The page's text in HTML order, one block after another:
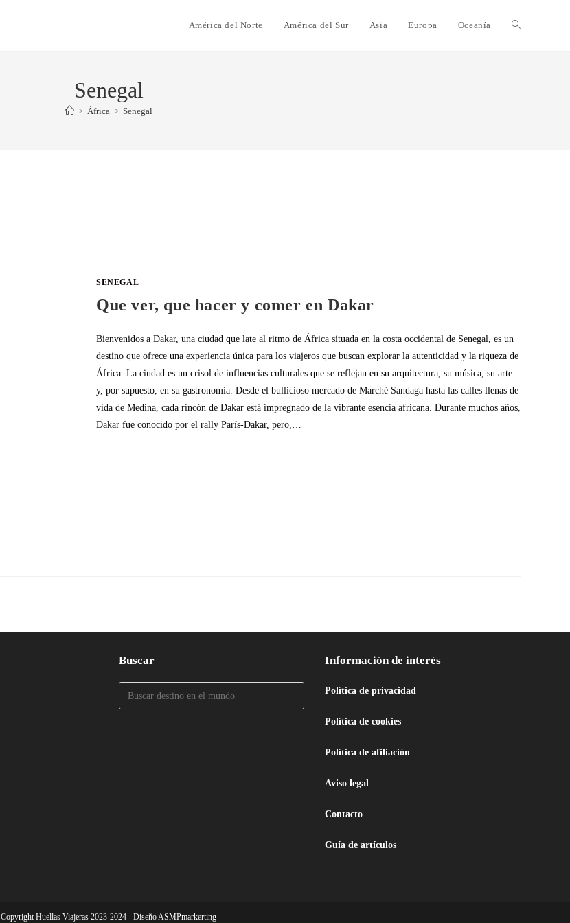
América del Norte América del Sur Asia Europa Oceanía
Senegal
> África > Senegal
SENEGAL
Que ver, que hacer y comer en Dakar
Bienvenidos a Dakar, una ciudad que late al ritmo de África situada en la costa occidental de Senegal, es un
destino que ofrece una experiencia única para los viajeros que buscan explorar la autenticidad y la riqueza de
África. La ciudad es un crisol de influencias culturales que se reflejan en su arquitectura, su música, su arte
y, por supuesto, en su gastronomía. Desde el bullicioso mercado de Marché Sandaga hasta las calles llenas de
vida de Medina, cada rincón de Dakar está impregnado de la vibrante esencia africana. Durante muchos años,
Dakar fue conocido por el rally París-Dakar, pero,…
Buscar Información de interés
Política de privacidad
Política de cookies
Política de afiliación
Aviso legal
Contacto
Guía de artículos
Copyright Huellas Viajeras 2023-2024 - Diseño ASMPmarkerting